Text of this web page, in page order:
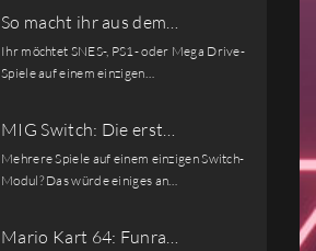
So macht ihr aus dem…
Ihr möchtet SNES-, PS1- oder Mega Drive-
Spiele auf einem einzigen…
MIG Switch: Die erst…
Mehrere Spiele auf einem einzigen Switch-
Modul? Das würde einiges an…
Mario Kart 64: Funra…